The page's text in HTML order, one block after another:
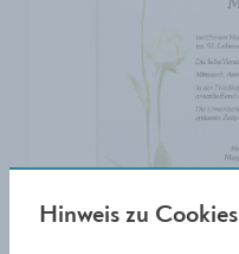
Hinweis zu Cookies